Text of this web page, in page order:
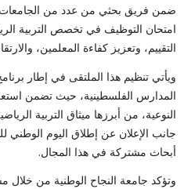
ضمن فريق بحثي من عدد من الجامعات
امتحان التوظيف في تخصص التربية
التقييم، وتعزيز كفاءة المعلمين،
ويأتي تنظيم هذا الملتقى في إطار
المدارس الفلسطينية، حيث تضمن
النوعية، من أبرزها ميثاق التربية
جانب الإعلان عن إطلاق اليوم الوطني
أبحاث مشتركة في هذا المجال.
وتؤكد جامعة النجاح الوطنية من خلال